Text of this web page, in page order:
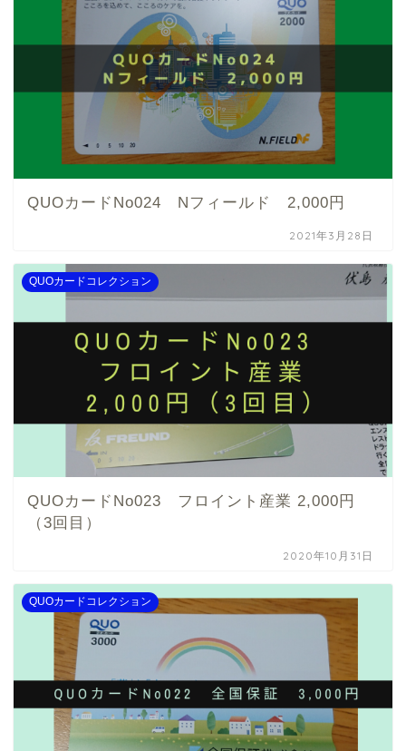
QUOカードNo024 Nフィールド 2,000円
2021年3月28日
QUOカードコレクション
QUOカードNo023 フロイント産業 2,000円
（3回目）
2020年10月31日
QUOカードコレクション